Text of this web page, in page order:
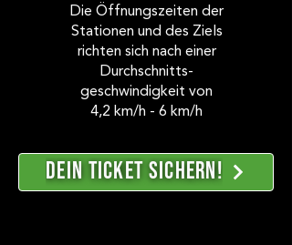
Die Öffnungszeiten der
Stationen und des Ziels
richten sich nach einer
Durchschnitts-
geschwindigkeit von
4,2 km/h - 6 km/h
DEIN TICKET SICHERN!